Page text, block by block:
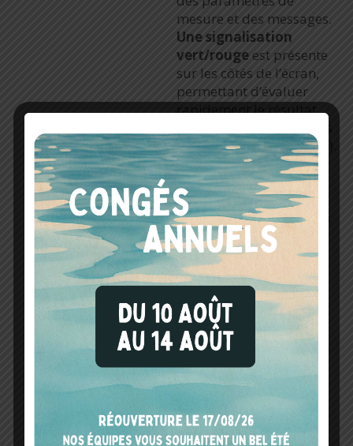
mesure et des messages.
Une signalisation
vert/rouge est présente
sur les côtés de l’écran,
permettant d’évaluer
rapidement le résultat
(définies par l’utilisateur).
L’utilisation du
contrôleur électrique
MW9660 a été pensée
dans le but d’être la plus
simple et claire possible
etaucune formation
spécifiquen’est
nécessaire pour
commencer à utiliser cet
appareil (après lecture
du manuel d’utilisation).
Le contrôleur électrique
MW9660 est équipé de
tous les accessoires
indispensables pour
effectuer le diagnostic :